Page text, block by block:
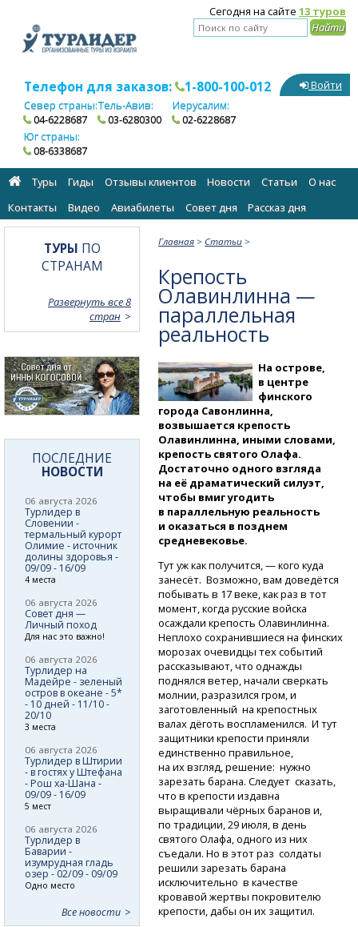
Сегодня на сайте 13 туров
Телефон для заказов: 1-800-100-012
Север страны:
04-6228687
Тель-Авив:
03-6280300
Иерусалим:
02-6228687
Юг страны:
08-6338687
Войти
Туры Гиды Отзывы клиентов Новости Статьи
О нас
Контакты
Видео Авиабилеты Cовет дня Рассказ дня
Главная > Статьи >
Крепость
Олавинлинна —
параллельная
реальность
На острове,
в центре
финского
города Савонлинна,
возвышается крепость
Олавинлинна, иными словами,
крепость святого Олафа.
Достаточно одного взгляда
на её драматический силуэт,
чтобы вмиг угодить
в параллельную реальность
и оказаться в позднем
средневековье.
Тут уж как получится, — кого куда
занесёт. Возможно, вам доведётся
побывать в 17 веке, как раз в тот
момент, когда русские войска
осаждали крепость Олавинлинна.
Неплохо сохранившиеся на финских
морозах очевидцы тех событий
рассказывают, что однажды
поднялся ветер, начали сверкать
молнии, разразился гром, и
заготовленный на крепостных
валах дёготь воспламенился. И тут
защитники крепости приняли
единственно правильное,
на их взгляд, решение: нужно
зарезать барана. Следует сказать,
что в крепости издавна
выращивали чёрных баранов и,
по традиции, 29 июля, в день
святого Олафа, одного из них
съедали. Но в этот раз солдаты
решили зарезать барана
исключительно в качестве
кровавой жертвы покровителю
крепости, дабы он их защитил.
ТУРЫ ПО
СТРАНАМ
Развернуть все 8
стран
ПОСЛЕДНИЕ
НОВОСТИ
06 августа 2026
Турлидер в
Словении -
термальный курорт
Олимие - источник
долины здоровья -
09/09 - 16/09
4 места
06 августа 2026
Совет дня —
Личный поход
Для нас это важно!
06 августа 2026
Турлидер на
Мадейре - зеленый
остров в океане - 5*
- 10 дней - 11/10 -
20/10
3 места
06 августа 2026
Турлидер в Штирии
- в гостях у Штефана
- Рош ха-Шана -
09/09 - 16/09
5 мест
06 августа 2026
Турлидер в
Баварии -
изумрудная гладь
озер - 02/09 - 09/09
Одно место
Все новости